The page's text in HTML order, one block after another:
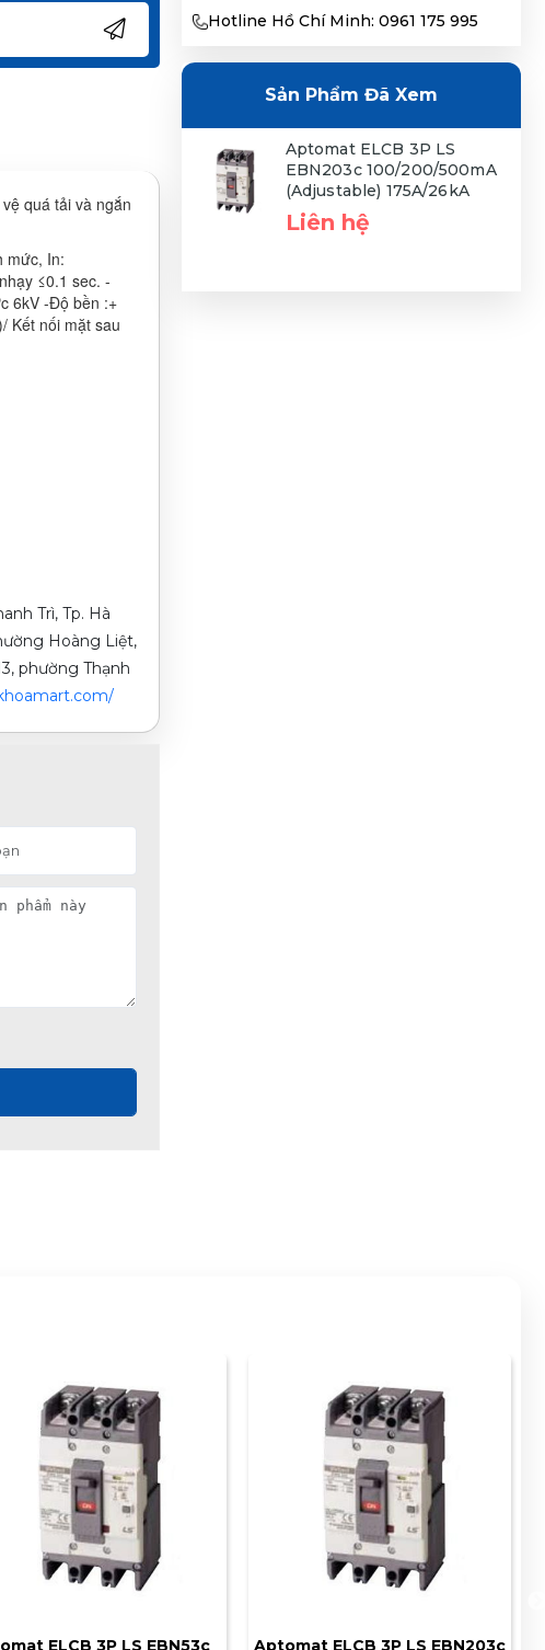
quá tải và ngắn
mức, In:
≤0.1 sec. -
6kV -Độ bền :+
Kết nối mặt sau
Trì, Tp. Hà
Hoàng Liệt,
phường Thạnh
Hotline Hồ Chí Minh: 0961 175 995
Sản Phẩm Đã Xem
Aptomat ELCB 3P LS
EBN203c 100/200/500mA
(Adjustable) 175A/26kA
Liên hệ
ELCB 3P LS EBN53c
Aptomat ELCB 3P LS EBN203c